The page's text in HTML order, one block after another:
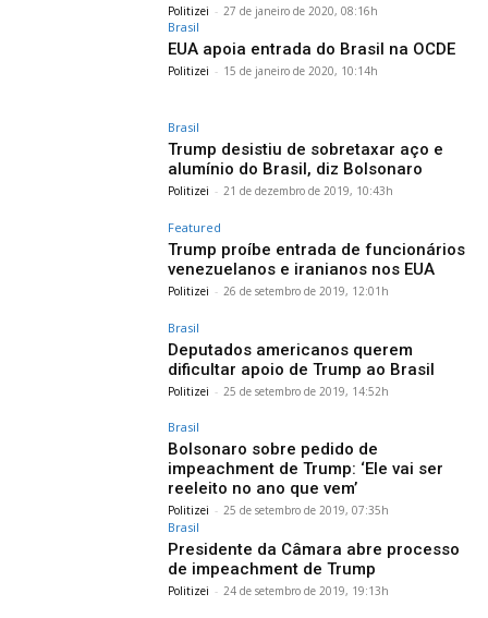
Politizei - 27 de janeiro de 2020, 08:16h
Brasil
EUA apoia entrada do Brasil na OCDE
Politizei - 15 de janeiro de 2020, 10:14h
Brasil
Trump desistiu de sobretaxar aço e
alumínio do Brasil, diz Bolsonaro
Politizei - 21 de dezembro de 2019, 10:43h
Featured
Trump proíbe entrada de funcionários
venezuelanos e iranianos nos EUA
Politizei - 26 de setembro de 2019, 12:01h
Brasil
Deputados americanos querem
dificultar apoio de Trump ao Brasil
Politizei - 25 de setembro de 2019, 14:52h
Brasil
Bolsonaro sobre pedido de
impeachment de Trump: ‘Ele vai ser
reeleito no ano que vem’
Politizei - 25 de setembro de 2019, 07:35h
Brasil
Presidente da Câmara abre processo
de impeachment de Trump
Politizei - 24 de setembro de 2019, 19:13h